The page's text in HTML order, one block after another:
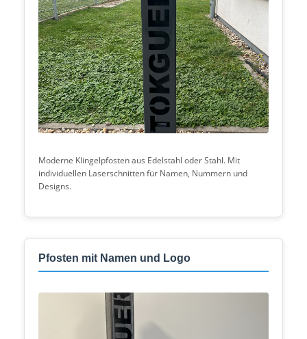
Moderne Klingelpfosten aus Edelstahl oder Stahl. Mit
individuellen Laserschnitten für Namen, Nummern und
Designs.
Pfosten mit Namen und Logo